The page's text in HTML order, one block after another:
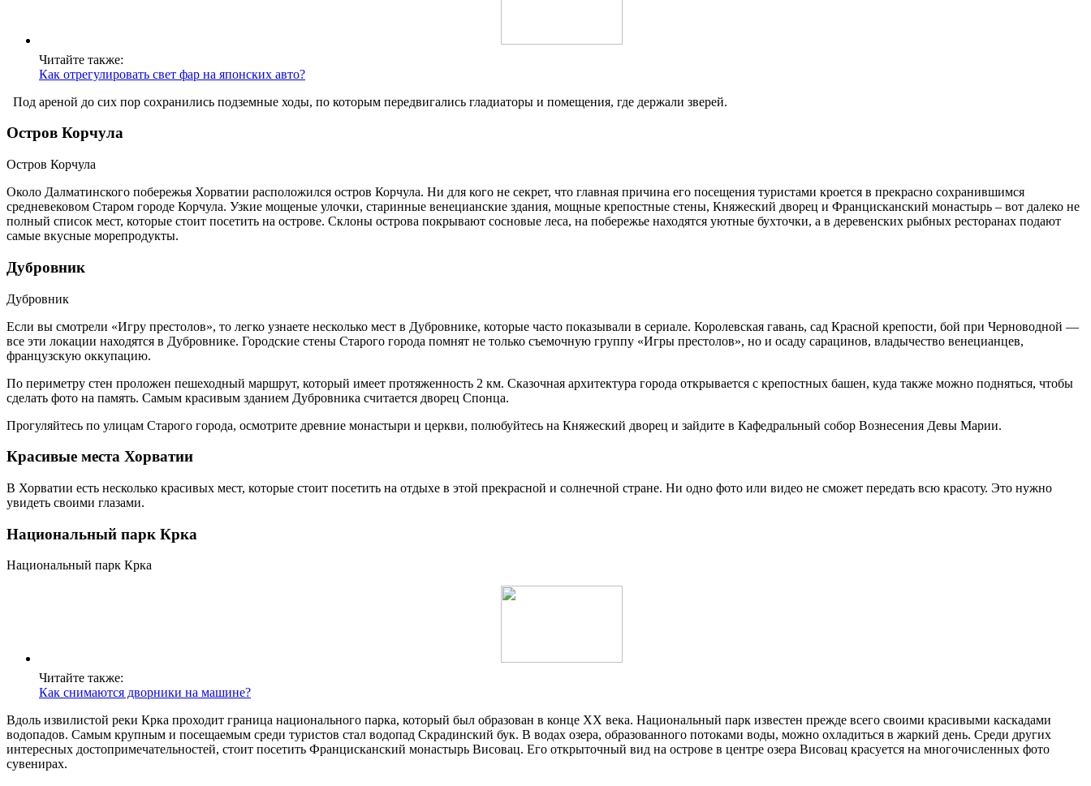
Читайте также:
Как отрегулировать свет фар на японских авто?
Под ареной до сих пор сохранились подземные ходы, по которым передвигались гладиаторы и помещения, где держали зверей.
Остров Корчула
Остров Корчула
Около Далматинского побережья Хорватии расположился остров Корчула. Ни для кого не секрет, что главная причина его посещения туристами кроется в прекрасно сохранившимся
средневековом Старом городе Корчула. Узкие мощеные улочки, старинные венецианские здания, мощные крепостные стены, Княжеский дворец и Францисканский монастырь – вот далеко не
полный список мест, которые стоит посетить на острове. Склоны острова покрывают сосновые леса, на побережье находятся уютные бухточки, а в деревенских рыбных ресторанах подают
самые вкусные морепродукты.
Дубровник
Дубровник
Если вы смотрели «Игру престолов», то легко узнаете несколько мест в Дубровнике, которые часто показывали в сериале. Королевская гавань, сад Красной крепости, бой при Черноводной —
все эти локации находятся в Дубровнике. Городские стены Старого города помнят не только съемочную группу «Игры престолов», но и осаду сарацинов, владычество венецианцев,
французскую оккупацию.
По периметру стен проложен пешеходный маршрут, который имеет протяженность 2 км. Сказочная архитектура города открывается с крепостных башен, куда также можно подняться, чтобы
сделать фото на память. Самым красивым зданием Дубровника считается дворец Спонца.
Прогуляйтесь по улицам Старого города, осмотрите древние монастыри и церкви, полюбуйтесь на Княжеский дворец и зайдите в Кафедральный собор Вознесения Девы Марии.
Красивые места Хорватии
В Хорватии есть несколько красивых мест, которые стоит посетить на отдыхе в этой прекрасной и солнечной стране. Ни одно фото или видео не сможет передать всю красоту. Это нужно
увидеть своими глазами.
Национальный парк Крка
Национальный парк Крка
Читайте также:
Как снимаются дворники на машине?
Вдоль извилистой реки Крка проходит граница национального парка, который был образован в конце XX века. Национальный парк известен прежде всего своими красивыми каскадами
водопадов. Самым крупным и посещаемым среди туристов стал водопад Скрадинский бук. В водах озера, образованного потоками воды, можно охладиться в жаркий день. Среди других
интересных достопримечательностей, стоит посетить Францисканский монастырь Висовац. Его открыточный вид на острове в центре озера Висовац красуется на многочисленных фото
сувенирах.